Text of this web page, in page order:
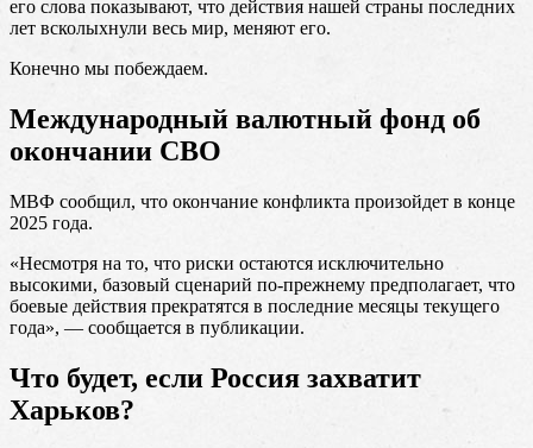
его слова показывают, что действия нашей страны последних
лет всколыхнули весь мир, меняют его.
Конечно мы побеждаем.
Международный валютный фонд об
окончании СВО
МВФ сообщил, что окончание конфликта произойдет в конце
2025 года.
«Несмотря на то, что риски остаются исключительно
высокими, базовый сценарий по-прежнему предполагает, что
боевые действия прекратятся в последние месяцы текущего
года», — сообщается в публикации.
Что будет, если Россия захватит
Харьков?